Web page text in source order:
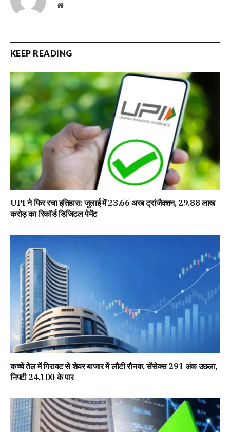
Website
KEEP READING
UPI ने फिर रचा इतिहास: जुलाई में 23.66 अरब ट्रांजैक्शन, 29.88 लाख
करोड़ का रिकॉर्ड डिजिटल पेमेंट
कच्चे तेल में गिरावट से शेयर बाजार में लौटी रौनक, सेंसेक्स 291 अंक उछला,
निफ्टी 24,100 के पार